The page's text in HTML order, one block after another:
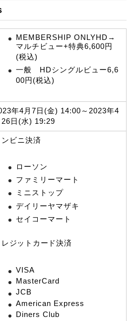
MEMBERSHIP ONLYHD→
マルチビュー+特典6,600円
(税込)
一般 HDシングルビュー6,6
00円(税込)
年4月7日(金) 14:00～2023年4
26日(水) 19:29
ンビニ決済
ローソン
ファミリーマート
ミニストップ
デイリーヤマザキ
セイコーマート
レジットカード決済
VISA
MasterCard
JCB
American Express
Diners Club